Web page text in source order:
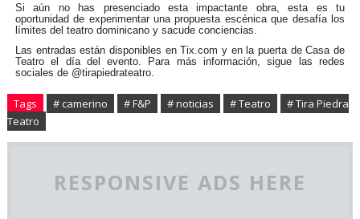
Si aún no has presenciado esta impactante obra, esta es tu
oportunidad de experimentar una propuesta escénica que desafía los
límites del teatro dominicano y sacude conciencias.
Las entradas están disponibles en Tix.com y en la puerta de Casa de
Teatro el día del evento. Para más información, sigue las redes
sociales de @tirapiedrateatro.
Tags # camerino # F&P # noticias # Teatro
# Tira Piedra
Teatro
RESPONSIVE ADS HERE